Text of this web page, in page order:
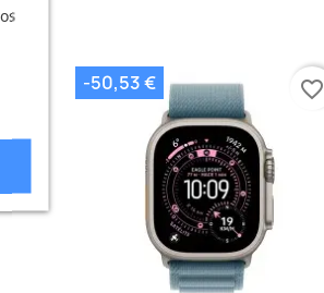
-50,53 € favorite_border